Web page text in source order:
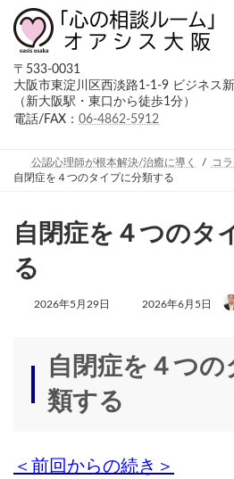
〒533-0031
大阪市東淀川区西淡路1-1-9 ビジネス
（新大阪駅・東口から徒歩1分）
電話/FAX： 06-4862-5912
公認心理師が根本解決/治癒に導く コ
自閉症を４つのタイプに分類する
自閉症を４つのタ
る
2026年5月29日
最
時
2026年6月5日
自閉症を４つ
類する
＜前回からの続き＞